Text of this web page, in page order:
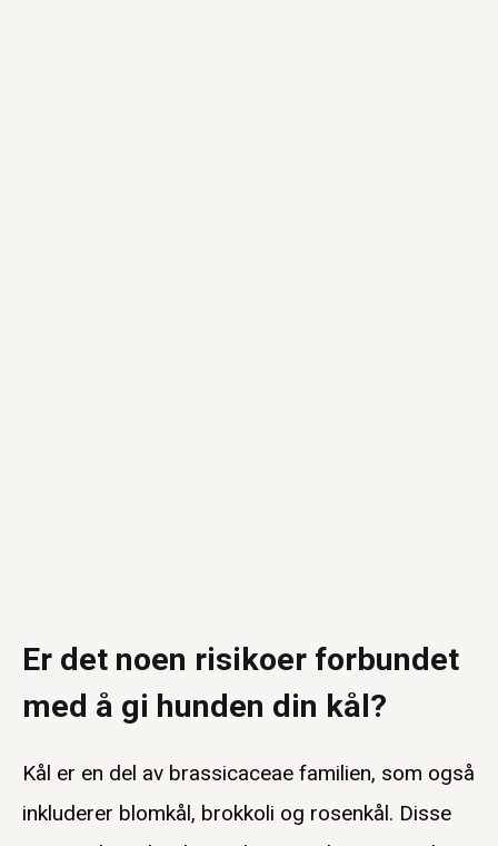
Er det noen risikoer forbundet
med å gi hunden din kål?
Kål er en del av brassicaceae familien, som også
inkluderer blomkål, brokkoli og rosenkål. Disse